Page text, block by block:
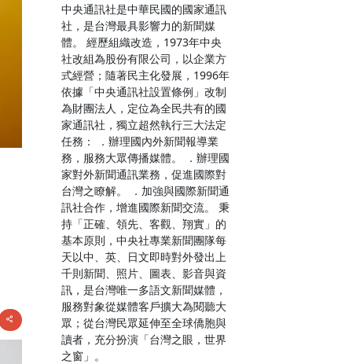
中央通訊社是中華民國的國家通訊
社，是台灣最具影響力的新聞媒
體。 經歷組織改造，1973年中央
社改組為股份有限公司，以企業方
式經營；隨著民主化發展，1996年
依據「中央通訊社設置條例」改制
為財團法人，定位為全民共有的國
家通訊社，獨立超然執行三大法定
任務： ．辦理國內外新聞報導業
務，服務大眾傳播媒體。 ．辦理國
家對外新聞通訊業務，促進國際對
台灣之瞭解。 ．加強與國際新聞通
訊社合作，增進國際新聞交流。 秉
持「正確、領先、客觀、翔實」的
基本原則，中央社專業新聞團隊每
天以中、英、日文即時對外發出上
千則新聞、照片、圖表、影音與資
訊，是台灣唯一多語文新聞媒體，
服務對象從媒體客戶擴大為閱聽大
眾；從台灣民眾延伸至全球僑胞與
讀者，充分扮演「台灣之眼，世界
之窗」。